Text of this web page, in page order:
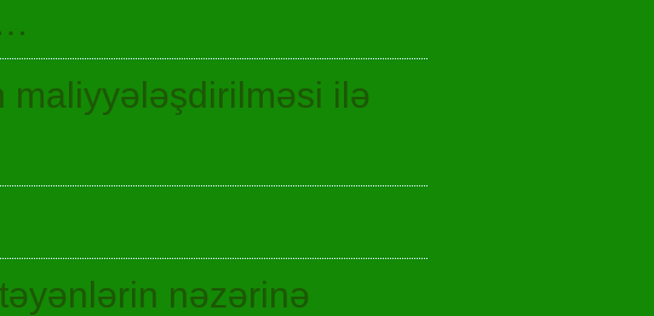
maliyyələşdirilməsi ilə
nəzərinə